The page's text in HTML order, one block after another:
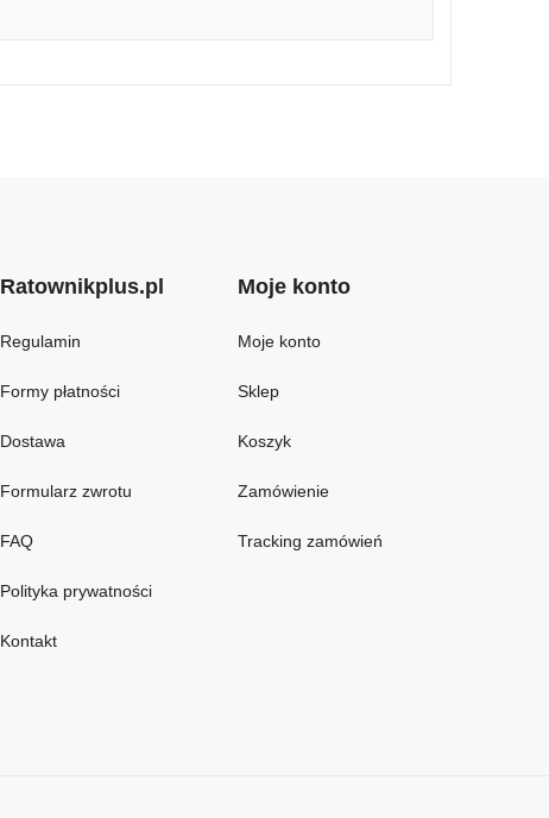
Ratownikplus.pl
Regulamin
Formy płatności
Dostawa
Formularz zwrotu
FAQ
Polityka prywatności
Kontakt
Moje konto
Moje konto
Sklep
Koszyk
Zamówienie
Tracking zamówień